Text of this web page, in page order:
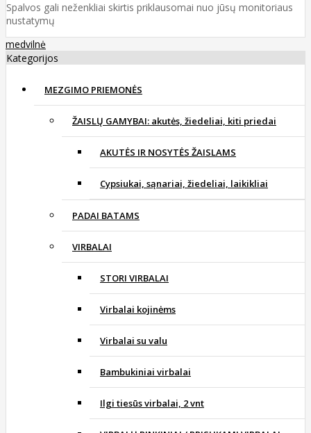
Spalvos gali neženkliai skirtis priklausomai nuo jūsų monitoriaus
nustatymų
medvilnė
Kategorijos
MEZGIMO PRIEMONĖS
ŽAISLŲ GAMYBAI: akutės, žiedeliai, kiti priedai
AKUTĖS IR NOSYTĖS ŽAISLAMS
Cypsiukai, sąnariai, žiedeliai, laikikliai
PADAI BATAMS
VIRBALAI
STORI VIRBALAI
Virbalai kojinėms
Virbalai su valu
Bambukiniai virbalai
Ilgi tiesūs virbalai, 2 vnt